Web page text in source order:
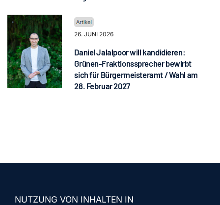
26. JUNI 2026
Daniel Jalalpoor will kandidieren:
Grünen-Fraktionssprecher bewirbt
sich für Bürgermeisteramt / Wahl am
28. Februar 2027
NUTZUNG VON INHALTEN IN